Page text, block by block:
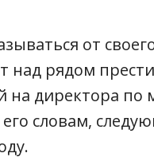
от
над рядом
на директора по
словам,